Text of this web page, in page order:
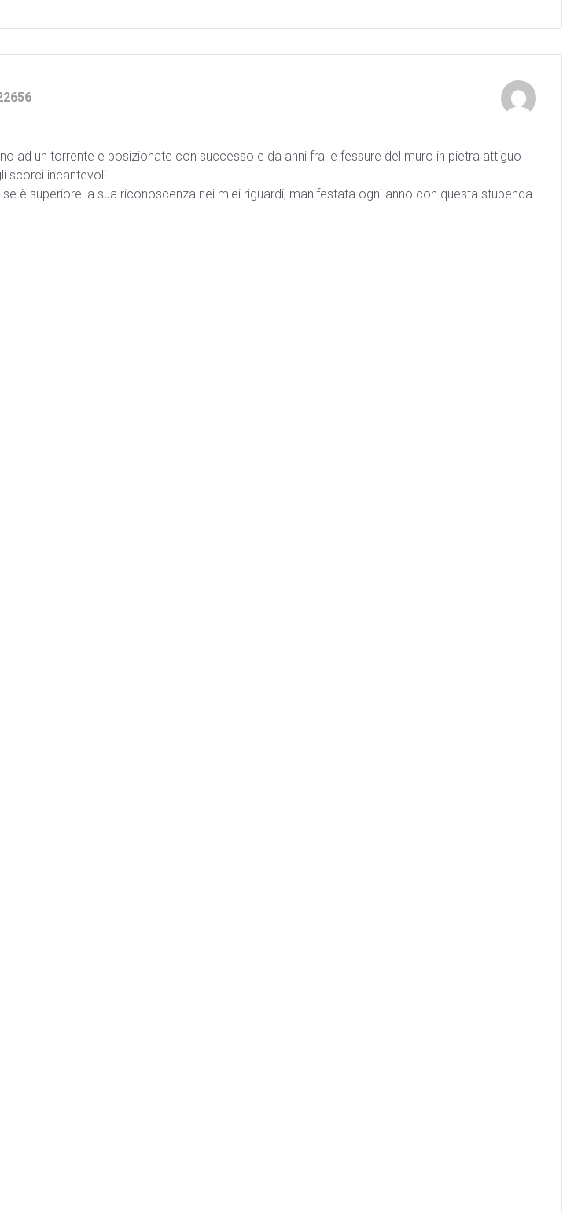
ad un torrente e posizionate con successo e da anni fra le fessure del muro in pietra attiguo
scorci incantevoli.
è superiore la sua riconoscenza nei miei riguardi, manifestata ogni anno con questa stupenda